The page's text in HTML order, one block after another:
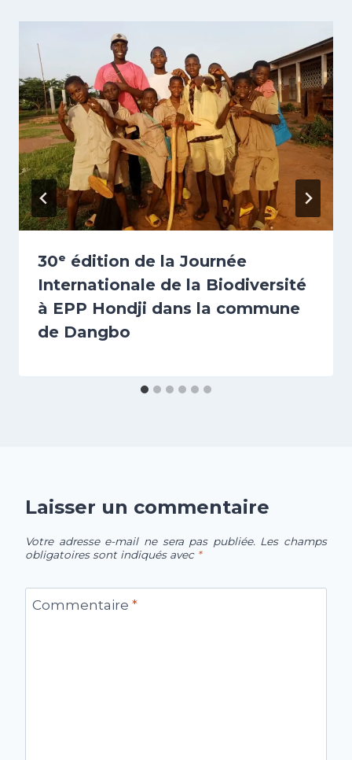
30ᵉ édition de la Journée
Internationale de la Biodiversité
à EPP Hondji dans la commune
de Dangbo
Laisser un commentaire
Votre adresse e-mail ne sera pas publiée. Les champs
obligatoires sont indiqués avec *
Commentaire *